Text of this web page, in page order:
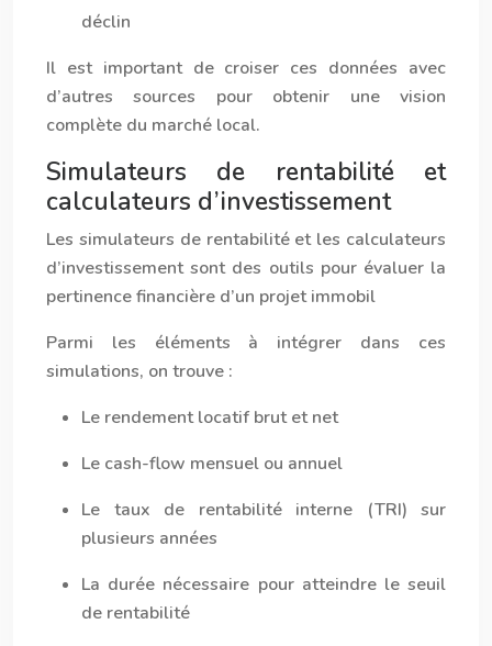
déclin
Il est important de croiser ces données avec
d’autres sources pour obtenir une vision
complète du marché local.
Simulateurs de rentabilité et
calculateurs d’investissement
Les simulateurs de rentabilité et les calculateurs
d’investissement sont des outils pour évaluer la
pertinence financière d’un projet immobil
Parmi les éléments à intégrer dans ces
simulations, on trouve :
Le rendement locatif brut et net
Le cash-flow mensuel ou annuel
Le taux de rentabilité interne (TRI) sur
plusieurs années
La durée nécessaire pour atteindre le seuil
de rentabilité